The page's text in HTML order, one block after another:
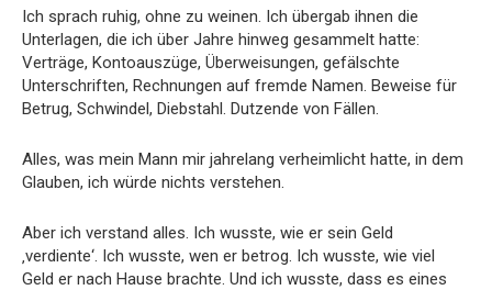
Ich sprach ruhig, ohne zu weinen. Ich übergab ihnen die
Unterlagen, die ich über Jahre hinweg gesammelt hatte:
Verträge, Kontoauszüge, Überweisungen, gefälschte
Unterschriften, Rechnungen auf fremde Namen. Beweise für
Betrug, Schwindel, Diebstahl. Dutzende von Fällen.
Alles, was mein Mann mir jahrelang verheimlicht hatte, in dem
Glauben, ich würde nichts verstehen.
Aber ich verstand alles. Ich wusste, wie er sein Geld
‚verdiente‘. Ich wusste, wen er betrog. Ich wusste, wie viel
Geld er nach Hause brachte. Und ich wusste, dass es eines